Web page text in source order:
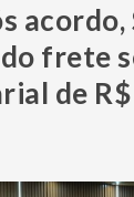
acordo,
frete
de